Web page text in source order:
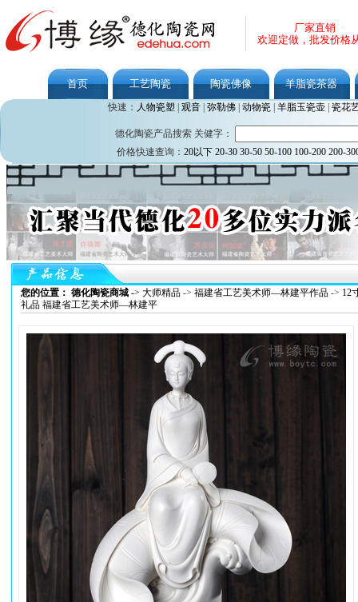
厂家直销
欢迎定做，批发价格
首页 工艺陶瓷 陶瓷佛像 羊脂瓷茶器
快速： 人物瓷塑 观音| 弥勒佛| 动物瓷| 羊脂玉瓷壶| 瓷花
德化陶瓷产品搜索 关健字：
价格快速查询： 20以下 20-30 30-50 50-100 100-200 200-
您的位置： 德化陶瓷商城 -> 大师精品 -> 福建省工艺美术师—林建平作品 -> 12
礼品 福建省工艺美术师—林建平